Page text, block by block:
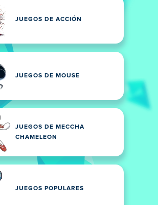
JUEGOS DE ACCIÓN
JUEGOS DE MOUSE
JUEGOS DE MECCHA
CHAMELEON
JUEGOS POPULARES